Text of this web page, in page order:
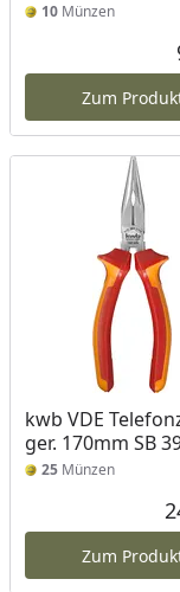
10 Münzen
Zum
kwb VDE
ger. 170mm SB
25 Münzen
Zum